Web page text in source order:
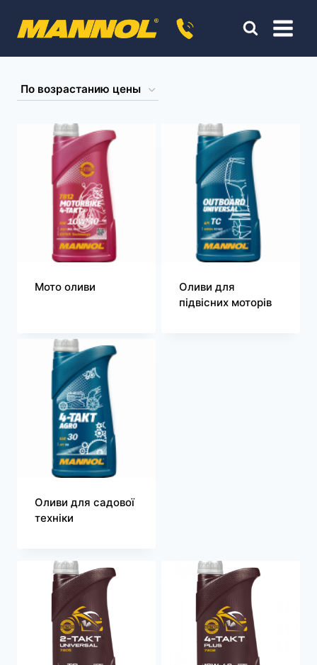
Мото оливи
Оливи для
підвісних моторів
Оливи для садової
техніки